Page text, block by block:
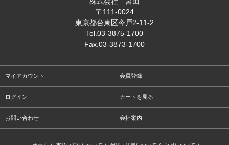
〒111-0024
東京都台東区今戸2-11-2
Tel.03-3875-1700
Fax.03-3873-1700
マイアカウント 会員登録
ログイン カートを見る
お問い合わせ 会社案内